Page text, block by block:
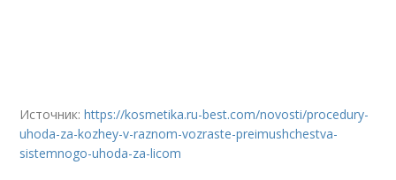
Источник:https://kosmetika.ru-best.com/novosti/procedury-
uhoda-za-kozhey-v-raznom-vozraste-preimushchestva-
sistemnogo-uhoda-za-licom